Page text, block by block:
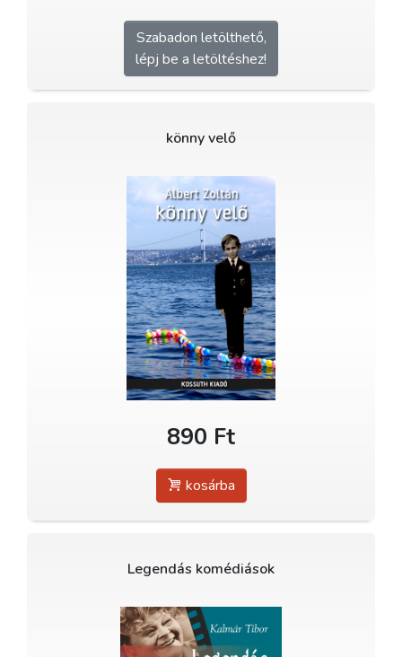
Szabadon letölthető,
lépj be a letöltéshez!
könny velő
890 Ft
kosárba
Legendás komédiások